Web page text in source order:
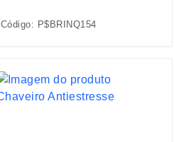
Código: P$BRINQ154